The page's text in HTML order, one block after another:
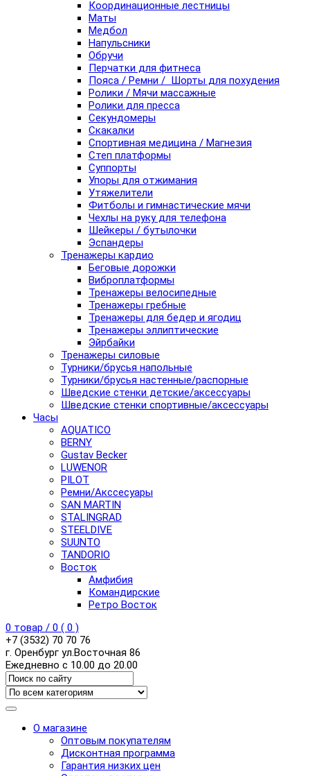
Координационные лестницы
Маты
Медбол
Напульсники
Обручи
Перчатки для фитнеса
Пояса / Ремни / Шорты для похудения
Ролики / Мячи массажные
Ролики для пресса
Секундомеры
Скакалки
Спортивная медицина / Магнезия
Степ платформы
Суппорты
Упоры для отжимания
Утяжелители
Фитболы и гимнастические мячи
Чехлы на руку для телефона
Шейкеры / бутылочки
Эспандеры
Тренажеры кардио
Беговые дорожки
Виброплатформы
Тренажеры велосипедные
Тренажеры гребные
Тренажеры для бедер и ягодиц
Тренажеры эллиптические
Эйрбайки
Тренажеры силовые
Турники/брусья напольные
Турники/брусья настенные/распорные
Шведские стенки детские/аксессуары
Шведские стенки спортивные/аксессуары
Часы
AQUATICO
BERNY
Gustav Becker
LUWENOR
PILOT
Pемни/Акссесуары
SAN MARTIN
STALINGRAD
STEELDIVE
SUUNTO
TANDORIO
Восток
Амфибия
Командирские
Ретро Восток
0 товар / 0 ( 0 )
+7 (3532) 70 70 76
г. Оренбург ул.Восточная 86
Ежедневно с 10.00 до 20.00
О магазине
Оптовым покупателям
Дисконтная программа
Гарантия низких цен